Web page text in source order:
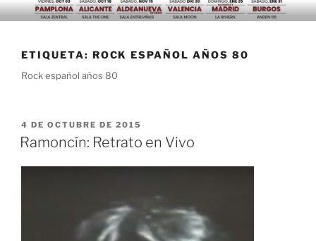
Saltar
al
ETIQUETA: ROCK ESPAÑOL AÑOS 80
Rock español años 80
PUBLICADO
EL
4 DE OCTUBRE DE 2015
Ramoncín: Retrato en Vivo